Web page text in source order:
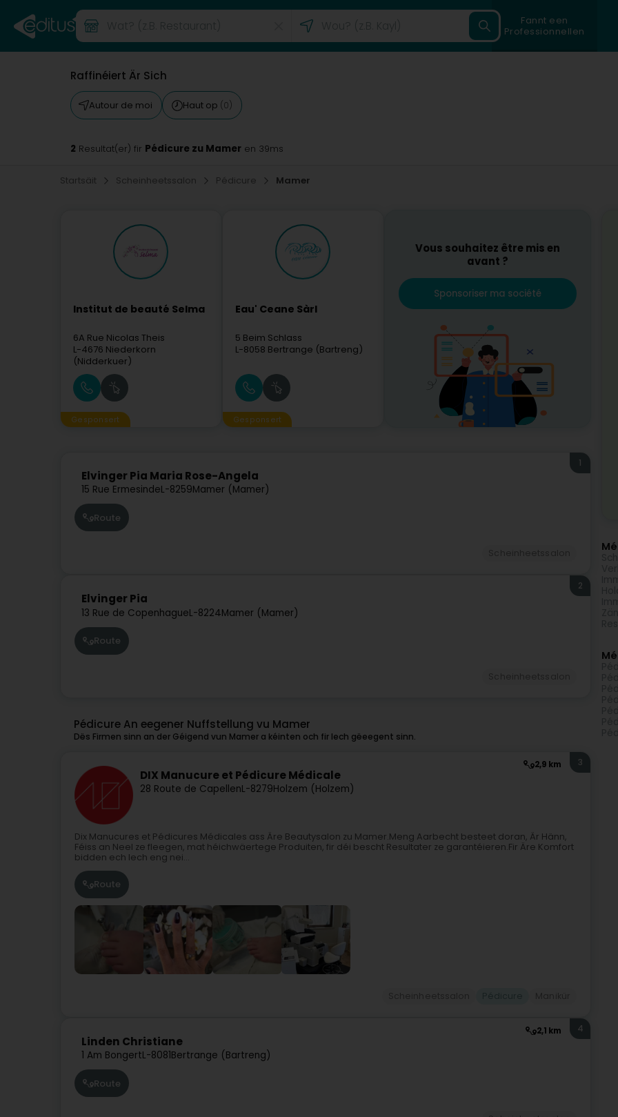
Fannt een
Professionnellen
Raffinéiert Är Sich
Autour de moi Haut op (0)
2 Resultat(er) fir Pédicure zu Mamer en 39ms
Startsäit Scheinheetssalon Pédicure Mamer
Institut de beauté Selma
6A Rue Nicolas Theis
L-4676 Niederkorn
(Nidderkuer)
Gesponsert
Eau' Ceane Sàrl
5 Beim Schlass
L-8058 Bertrange (Bartreng)
Gesponsert
Vous souhaitez être mis en
avant ?
Sponsoriser ma société
Elvinger Pia Maria Rose-Angela
15 Rue ErmesindeL-8259Mamer (Mamer)
1
Route
Elvinger Pia
13 Rue de CopenhagueL-8224Mamer (Mamer)
2
Route
Pédicure An eegener Nuffstellung vu Mamer
Dës Firmen sinn an der Géigend vun Mamer a kéinten och fir Iech gëeegent sinn.
2,9 km
DIX Manucure et Pédicure Médicale
28 Route de CapellenL-8279Holzem (Holzem)
3
Dix Manucures et Pédicures Médicales ass Äre Beautysalon zu Mamer.Meng Aarbecht besteet doran, Är Hänn,
Féiss an Neel ze fleegen, mat héichwäertege Produiten, fir déi bescht Resultater ze garantéieren.Fir Äre Komfort
bidden ech Iech eng nei...
Route
2,1 km
Linden Christiane
1 Am BongertL-8081Bertrange (Bartreng)
4
Route